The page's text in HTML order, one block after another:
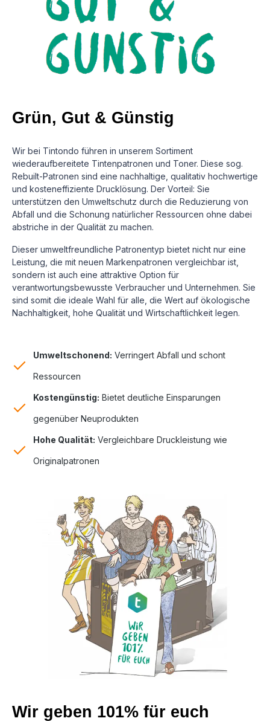
Grün, Gut & Günstig
Wir bei Tintondo führen in unserem Sortiment
wiederaufbereitete Tintenpatronen und Toner. Diese sog.
Rebuilt-Patronen sind eine nachhaltige, qualitativ hochwertige
und kosteneffiziente Drucklösung. Der Vorteil: Sie
unterstützen den Umweltschutz durch die Reduzierung von
Abfall und die Schonung natürlicher Ressourcen ohne dabei
abstriche in der Qualität zu machen.
Dieser umweltfreundliche Patronentyp bietet nicht nur eine
Leistung, die mit neuen Markenpatronen vergleichbar ist,
sondern ist auch eine attraktive Option für
verantwortungsbewusste Verbraucher und Unternehmen. Sie
sind somit die ideale Wahl für alle, die Wert auf ökologische
Nachhaltigkeit, hohe Qualität und Wirtschaftlichkeit legen.
Umweltschonend: Verringert Abfall und schont
Ressourcen
Kostengünstig: Bietet deutliche Einsparungen
gegenüber Neuprodukten
Hohe Qualität: Vergleichbare Druckleistung wie
Originalpatronen
Wir geben 101% für euch